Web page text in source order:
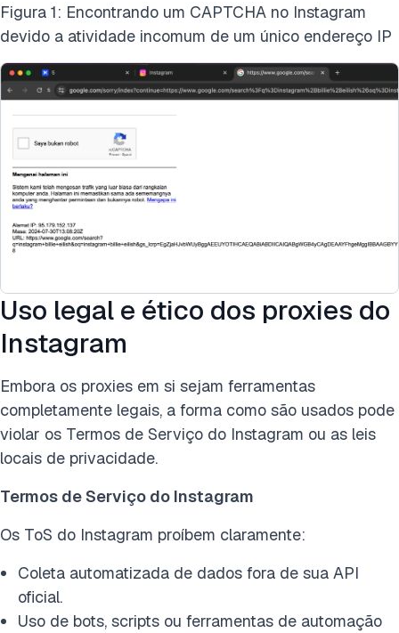
Figura 1: Encontrando um CAPTCHA no Instagram
devido a atividade incomum de um único endereço IP
Uso legal e ético dos proxies do
Instagram
Embora os proxies em si sejam ferramentas
completamente legais, a forma como são usados pode
violar os Termos de Serviço do Instagram ou as leis
locais de privacidade.
Termos de Serviço do Instagram
Os ToS do Instagram proíbem claramente:
Coleta automatizada de dados fora de sua API
oficial.
Uso de bots, scripts ou ferramentas de automação